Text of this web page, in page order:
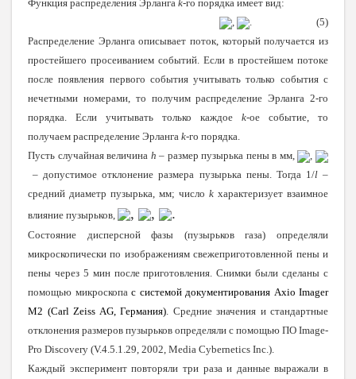
Функция распределения Эрланга k-го порядка имеет вид:
. (5)
Распределение Эрланга описывает поток, который получается из
простейшего просеиванием событий. Если в простейшем потоке
после появления первого события учитывать только события с
нечетными номерами, то получим распределение Эрланга 2-го
порядка. Если учитывать только каждое k-ое событие, то
получаем распределение Эрланга k-го порядка.
Пусть случайная величина h – размер пузырька пены в мм,
– допустимое отклонение размера пузырька пены. Тогда 1/l–
средний диаметр пузырька, мм; число k характеризует взаимное
влияние пузырьков,
, , .
Состояние дисперсной фазы (пузырьков газа) определяли
микроскопически по изображениям свежеприготовленной пены и
пены через 5 мин после приготовления. Снимки были сделаны с
помощью микроскопа с системой документирования Axio Imager
M2 (Carl Zeiss AG, Германия) . Средние значения и стандартные
отклонения размеров пузырьков определяли с помощью ПО Image-
Pro Discovery (V.4.5.1.29, 2002, Media Cybernetics Inc.).
Каждый эксперимент повторяли три раза и данные выражали в